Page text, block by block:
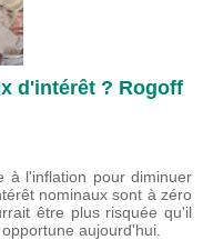
d'intérêt ? Rogoff
à l'inflation pour diminuer
nominaux sont à zéro
être plus risquée qu'il
aujourd'hui.